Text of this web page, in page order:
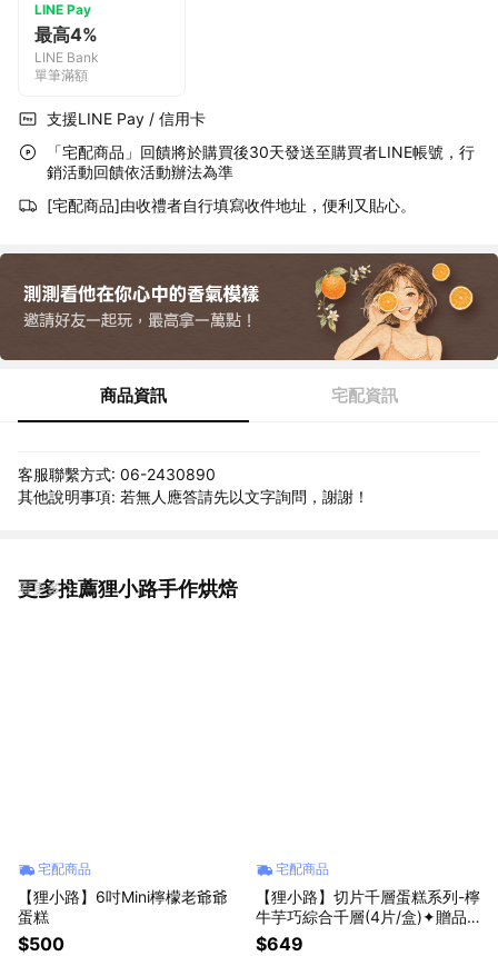
LINE Pay
最高4%
LINE Bank
單筆滿額
支援LINE Pay / 信用卡
「宅配商品」回饋將於購買後30天發送至購買者LINE帳號，行
銷活動回饋依活動辦法為準
[宅配商品]由收禮者自行填寫收件地址，便利又貼心。
商品資訊 宅配資訊
客服聯繫方式: 06-2430890
其他說明事項: 若無人應答請先以文字詢問，謝謝！
更多推薦狸小路手作烘焙
看更多
宅配商品
【狸小路】6吋Mini檸檬老爺爺
蛋糕
$500
宅配商品
【狸小路】切片千層蛋糕系列-檸
牛芋巧綜合千層(4片/盒)✦贈品
牌保冷袋
$649